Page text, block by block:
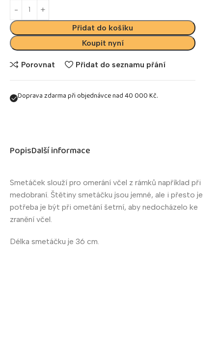
Přidat do košíku
Koupit nyní
Porovnat Přidat do seznamu přání
Doprava zdarma při objednávce nad 40 000 Kč.
PopisDalší informace
Smetáček slouží pro omerání včel z rámků například při
medobraní. Štětiny smetáčku jsou jemné, ale i přesto je
potřeba je být při ometání šetrní, aby nedocházelo ke
zranění včel.
Délka smetáčku je 36 cm.